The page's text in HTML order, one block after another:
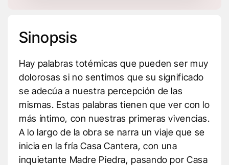
Sinopsis
Hay palabras totémicas que pueden ser muy
dolorosas si no sentimos que su significado
se adecúa a nuestra percepción de las
mismas. Estas palabras tienen que ver con lo
más íntimo, con nuestras primeras vivencias.
A lo largo de la obra se narra un viaje que se
inicia en la fría Casa Cantera, con una
inquietante Madre Piedra, pasando por Casa